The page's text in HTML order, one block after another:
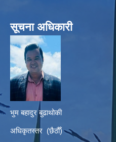
सूचना अधिकारी
भुम बहादुर बुढाथोकी
अधिकृतस्तर (छैठौँ)